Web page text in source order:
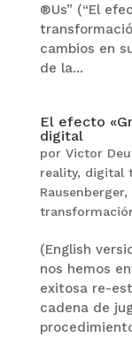
®Us” (“El
cambios en
de la...
El efecto
digital
por Victor
reality, digital
Rausenberger,
(English
nos hemos
exitosa re-
cadena de